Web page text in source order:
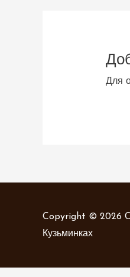
Для
Copyright © 2026
Кузьминках